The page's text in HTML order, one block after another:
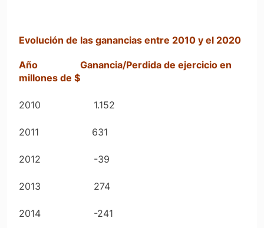
Evolución de las ganancias entre 2010 y el 2020
Año Ganancia/Perdida de ejercicio en
millones de $
2010 1.152
2011 631
2012 -39
2013 274
2014 -241